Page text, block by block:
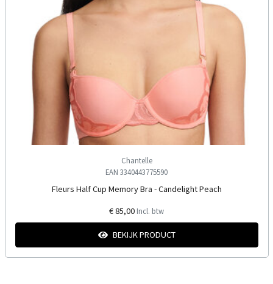
Chantelle
EAN 3340443775590
Fleurs Half Cup Memory Bra - Candelight Peach
€ 85,00 Incl. btw
BEKIJK PRODUCT